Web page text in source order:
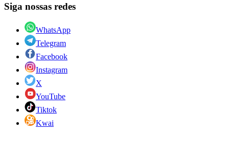
Siga nossas redes
WhatsApp
Telegram
Facebook
Instagram
X
YouTube
Tiktok
Kwai